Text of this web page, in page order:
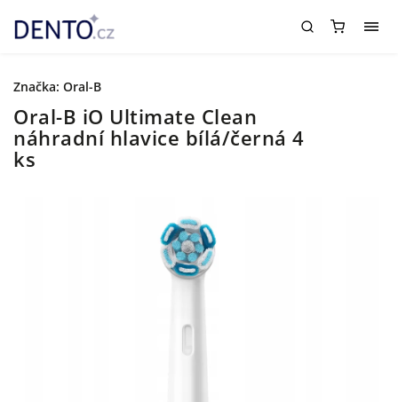
Oral-B iO Ultimate Clean
náhradní hlavice bílá/černá 4
ks
Značka: Oral-B